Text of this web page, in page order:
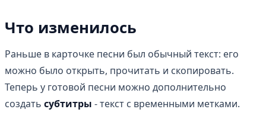
Что изменилось
Раньше в карточке песни был обычный текст: его
можно было открыть, прочитать и скопировать.
Теперь у готовой песни можно дополнительно
создать субтитры - текст с временными метками.